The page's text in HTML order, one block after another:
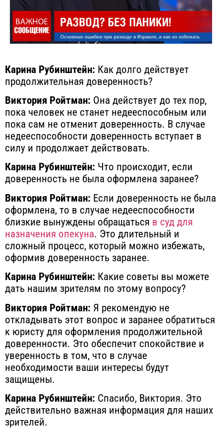
Карина Рубинштейн: Как долго действует
продолжительная доверенность?
Виктория Ройтман: Она действует до тех пор,
пока человек не станет недееспособным или
пока сам не отменит доверенность. В случае
недееспособности доверенность вступает в
силу и продолжает действовать.
Карина Рубинштейн: Что происходит, если
доверенность не была оформлена заранее?
Виктория Ройтман: Если доверенность не была
оформлена, то в случае недееспособности
близкие вынуждены обращаться в суд для
назначения опекуна. Это длительный и
сложный процесс, который можно избежать,
оформив доверенность заранее.
Карина Рубинштейн: Какие советы вы можете
дать нашим зрителям по этому вопросу?
Виктория Ройтман: Я рекомендую не
откладывать этот вопрос и заранее обратиться
к юристу для оформления продолжительной
доверенности. Это обеспечит спокойствие и
уверенность в том, что в случае
необходимости ваши интересы будут
защищены.
Карина Рубинштейн: Спасибо, Виктория. Это
действительно важная информация для наших
зрителей.